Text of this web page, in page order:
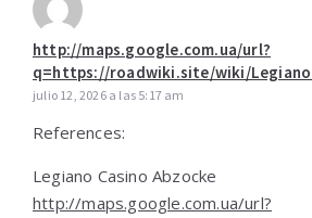
http://maps.google.com.ua/url?
q=https://roadwiki.site/wiki/
julio 12, 2026 a las 5:17 am
References:
Legiano Casino Abzocke
http://maps.google.com.ua/url?